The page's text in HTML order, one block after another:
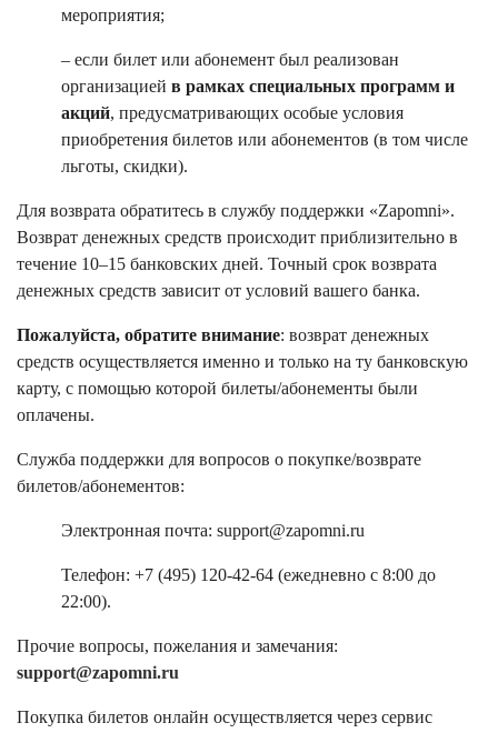
мероприятия;
– если билет или абонемент был реализован
организацией в рамках специальных программ и
акций, предусматривающих особые условия
приобретения билетов или абонементов (в том числе
льготы, скидки).
Для возврата обратитесь в службу поддержки «Zapomni».
Возврат денежных средств происходит приблизительно в
течение 10–15 банковских дней. Точный срок возврата
денежных средств зависит от условий вашего банка.
Пожалуйста, обратите внимание: возврат денежных
средств осуществляется именно и только на ту банковскую
карту, с помощью которой билеты/абонементы были
оплачены.
Служба поддержки для вопросов о покупке/возврате
билетов/абонементов:
Электронная почта: support@zapomni.ru
Телефон: +7 (495) 120-42-64 (ежедневно с 8:00 до
22:00).
Прочие вопросы, пожелания и замечания:
support@zapomni.ru
Покупка билетов онлайн осуществляется через сервис